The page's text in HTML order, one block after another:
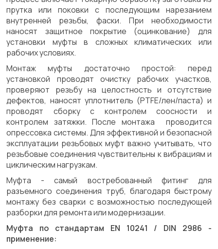
прутка или поковки с последующим нарезанием
внутренней резьбы, фаски. При необходимости
наносят защитное покрытие (оцинкование) для
установки муфты в сложных климатических или
рабочих условиях.
Монтаж муфты достаточно простой: перед
установкой проводят очистку рабочих участков,
проверяют резьбу на целостность и отсутствие
дефектов, наносят уплотнитель (PTFE/лен/паста) и
проводят сборку с контролем соосности и
контролем затяжки. После монтажа проводится
опрессовка системы. Для эффективной и безопасной
эксплуатации резьбовых муфт важно учитывать, что
резьбовые соединения чувствительны к вибрациям и
циклическим нагрузкам.
Муфта - самый востребованный фитинг для
разъемного соединения труб, благодаря быстрому
монтажу без сварки с возможностью последующей
разборки для ремонта или модернизации.
Муфта по стандартам EN 10241 / DIN 2986 -
применение: